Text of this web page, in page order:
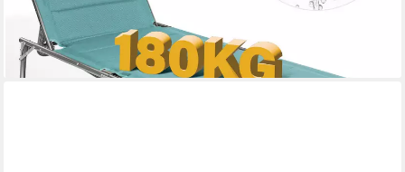
-57%
lieferbar - in 3-4 Werktagen bei dir
+5